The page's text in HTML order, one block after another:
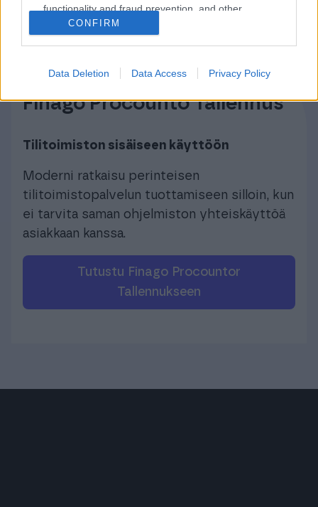
functionality and fraud prevention, and other
user protection.
CONFIRM
Data Deletion Data Access Privacy Policy
Finago Procounto Tallennus
Tilitoimiston sisäiseen käyttöön
Moderni ratkaisu perinteisen
tilitoimistopalvelun tuottamiseen silloin, kun
ei tarvita saman ohjelmiston yhteiskäyttöä
asiakkaan kanssa.
Tutustu Finago Procountor
Tallennukseen